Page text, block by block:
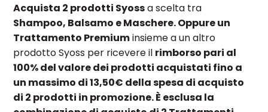
Acquista 2 prodotti Syossa scelta tra
Shampoo, Balsamo e Maschere. Oppure un
Trattamento Premiuminsieme a un altro
prodotto Syoss per ricevere il rimborso pari al
100% del valore dei prodotti acquistati fino a
un massimo di 13,50€ della spesa di acquisto
di 2 prodotti in promozione. È esclusa la